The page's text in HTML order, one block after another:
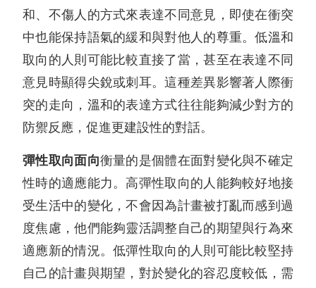
和、不傷人的方式來表達不同意見，即使在衝突
中也能保持語氣的緩和與對他人的尊重。低溫和
取向的人則可能比較直接了當，甚至在表達不同
意見時顯得尖銳或刺耳。這種差異影響著人際衝
突的走向，溫和的表達方式往往能夠減少對方的
防禦反應，促進更建設性的對話。
彈性取向面向衡量的是個體在面對變化與不確定
性時的適應能力。高彈性取向的人能夠較好地接
受生活中的變化，不會因為計畫被打亂而感到過
度焦慮，他們能夠靈活調整自己的期望與行為來
適應新的情況。低彈性取向的人則可能比較堅持
自己的計畫與期望，對於變化的容忍度較低，需